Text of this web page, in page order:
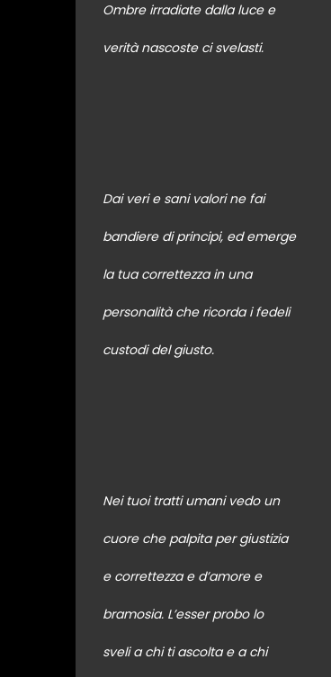
Ombre irradiate dalla luce e
verità nascoste ci svelasti.
Dai veri e sani valori ne fai
bandiere di principi, ed emerge
la tua correttezza in una
personalità che ricorda i fedeli
custodi del giusto.
Nei tuoi tratti umani vedo un
cuore che palpita per giustizia
e correttezza e d’amore e
bramosia. L’esser probo lo
sveli a chi ti ascolta e a chi